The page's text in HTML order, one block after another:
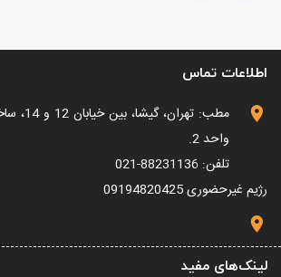
اطلاعات تماس
مطب:
واحد 2.
تلفن: 88231136-021
رژیم غیرحضوری09194820425
لینک‌های مفید